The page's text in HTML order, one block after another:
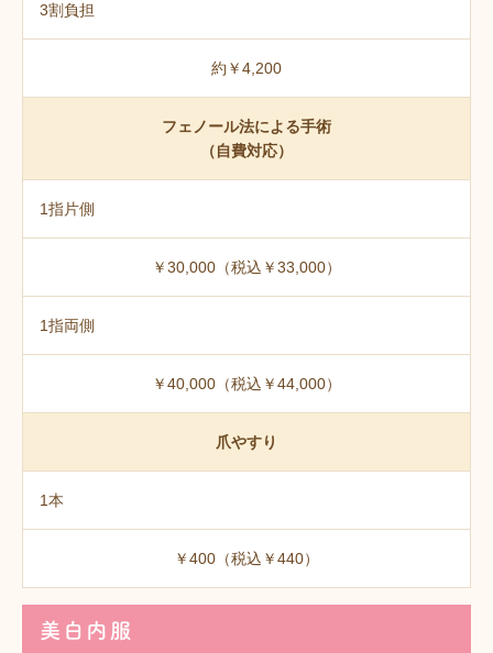
3割負担
約￥4,200
フェノール法による手術
（自費対応）
1指片側
￥30,000（税込￥33,000）
1指両側
￥40,000（税込￥44,000）
爪やすり
1本
￥400（税込￥440）
美白内服